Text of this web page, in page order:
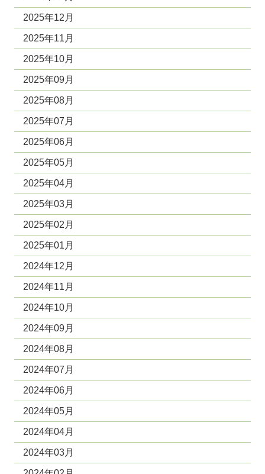
2025年12月
2025年11月
2025年10月
2025年09月
2025年08月
2025年07月
2025年06月
2025年05月
2025年04月
2025年03月
2025年02月
2025年01月
2024年12月
2024年11月
2024年10月
2024年09月
2024年08月
2024年07月
2024年06月
2024年05月
2024年04月
2024年03月